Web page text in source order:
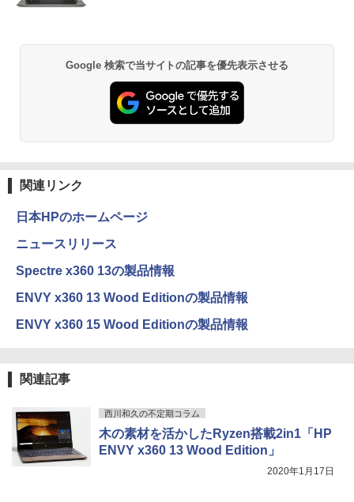
dows11 Pro 店長オススメ おまかせ 15.6
型 無線LAN office付き 2026 福袋 ギフト
￥29,800
ボード・マウス[8世代 Corei5 8GB SSD2
56GB]：良品
￥65,980
異世界居酒屋「のぶ」(22) (角川コミックス・
￥832
HUNTER×HUNTER モノクロ版 39 (ジャンプ
コミックスDIGITAL)
￥572
Google 検索で当サイトの記事を優先表示させる
関連リンク
日本HPのホームページ
ニュースリリース
Spectre x360 13の製品情報
ENVY x360 13 Wood Editionの製品情報
ENVY x360 15 Wood Editionの製品情報
関連記事
西川和久の不定期コラム
木の素材を活かしたRyzen搭載2in1「HP
ENVY x360 13 Wood Edition」
2020年1月17日